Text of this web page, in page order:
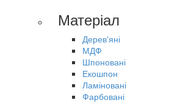
Матеріал
Дерев'яні
МДФ
Шпоновані
Екошпон
Ламіновані
Фарбовані